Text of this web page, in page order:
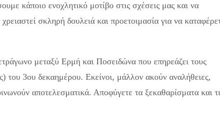
κάποιο ενοχλητικό μοτίβο στις σχέσεις μας και να
σκληρή δουλειά και προετοιμασία για να
μεταξύ Ερμή και Ποσειδώνα που επηρεάζει τους
του 3ου δεκαημέρου. Εκείνοι, μάλλον ακούν αναλήθειες,
αποτελεσματικά. Αποφύγετε τα ξεκαθαρίσματα και